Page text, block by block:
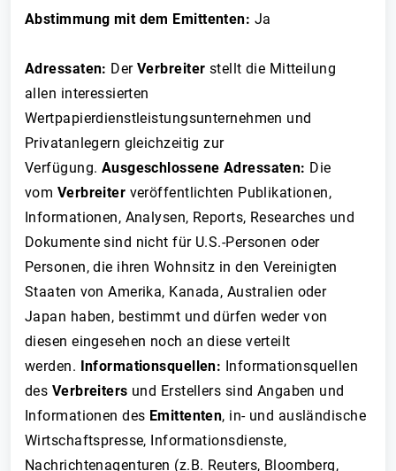
Abstimmung mit dem Emittenten: Ja
Adressaten: DerVerbreiter stellt die Mitteilung
allen interessierten
Wertpapierdienstleistungsunternehmen und
Privatanlegern gleichzeitig zur
Verfügung. Ausgeschlossene Adressaten: Die
vom Verbreiter veröffentlichten Publikationen,
Informationen, Analysen, Reports, Researches und
Dokumente sind nicht für U.S.-Personen oder
Personen, die ihren Wohnsitz in den Vereinigten
Staaten von Amerika, Kanada, Australien oder
Japan haben, bestimmt und dürfen weder von
diesen eingesehen noch an diese verteilt
werden. Informationsquellen: Informationsquellen
des Verbreiters und Erstellers sind Angaben und
Informationen des Emittenten, in- und ausländische
Wirtschaftspresse, Informationsdienste,
Nachrichtenagenturen (z.B. Reuters, Bloomberg,